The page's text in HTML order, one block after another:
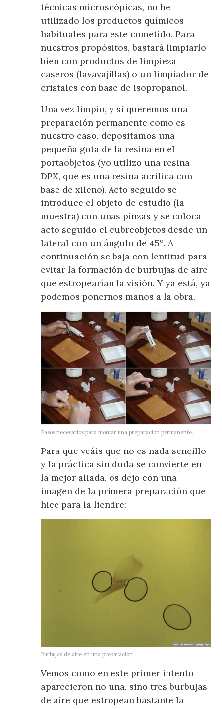
técnicas microscópicas, no he
utilizado los productos químicos
habituales para este cometido. Para
nuestros propósitos, bastará limpiarlo
bien con productos de limpieza
caseros (lavavajillas) o un limpiador de
cristales con base de isopropanol.
Una vez limpio, y si queremos una
preparación permanente como es
nuestro caso, depositamos una
pequeña gota de la resina en el
portaobjetos (yo utilizo una resina
DPX, que es una resina acrílica con
base de xileno). Acto seguido se
introduce el objeto de estudio (la
muestra) con unas pinzas y se coloca
acto seguido el cubreobjetos desde un
lateral con un ángulo de 45º. A
continuación se baja con lentitud para
evitar la formación de burbujas de aire
que estropearían la visión. Y ya está, ya
podemos ponernos manos a la obra.
Pasos necesarios para montar una preparación permanente.
Para que veáis que no es nada sencillo
y la práctica sin duda se convierte en
la mejor aliada, os dejo con una
imagen de la primera preparación que
hice para la liendre:
Burbujas de aire en una preparación
Vemos como en este primer intento
aparecieron no una, sino tres burbujas
de aire que estropean bastante la